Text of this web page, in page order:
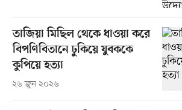
তাজিয়া মিছিল থেকে ধাওয়া করে
বিপণিবিতানে ঢুকিয়ে যুবককে
কুপিয়ে হত্যা
২৬ জুন ২০২৬